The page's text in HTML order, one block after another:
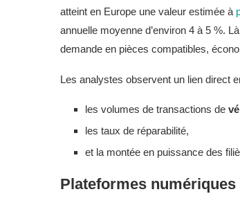
atteint en Europe une valeur estimée à
annuelle moyenne d’environ 4 à 5 %.
demande en pièces compatibles,
Les analystes observent un lien direct
les volumes de transactions de
les taux de réparabilité,
et la montée en puissance des
Plateformes